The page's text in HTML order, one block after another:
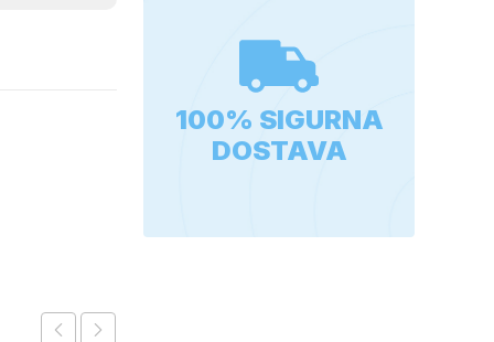
100% SIGURNA
DOSTAVA